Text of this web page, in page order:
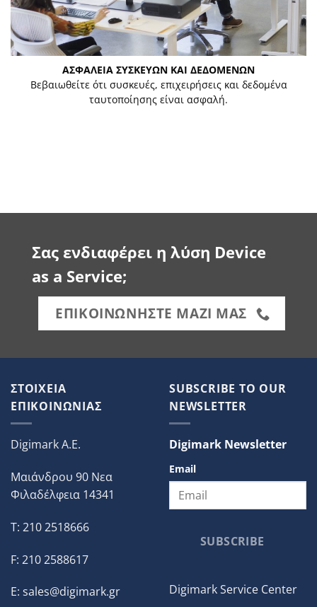
ΑΣΦΑΛΕΙΑ ΣΥΣΚΕΥΩΝ ΚΑΙ ΔΕΔΟΜΕΝΩΝ
Βεβαιωθείτε ότι συσκευές, επιχειρήσεις και δεδομένα
ταυτοποίησης είναι ασφαλή.
Σας ενδιαφέρει η λύση Device
as a Service;
ΕΠΙΚΟΙΝΩΝΗΣΤΕ ΜΑΖΙ ΜΑΣ
ΣΤΟΙΧΕΙΑ
ΕΠΙΚΟΙΝΩΝΙΑΣ
Digimark A.E.
Μαιάνδρου 90 Νεα
Φιλαδέλφεια 14341
T: 210 2518666
F: 210 2588617
E: sales@digimark.gr
SUBSCRIBE TO OUR
NEWSLETTER
Digimark Newsletter
Email
SUBSCRIBE
Digimark Service Center